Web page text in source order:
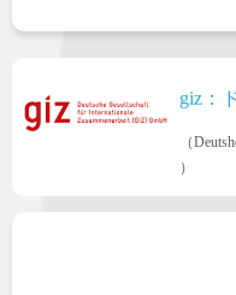
giz：
（
）